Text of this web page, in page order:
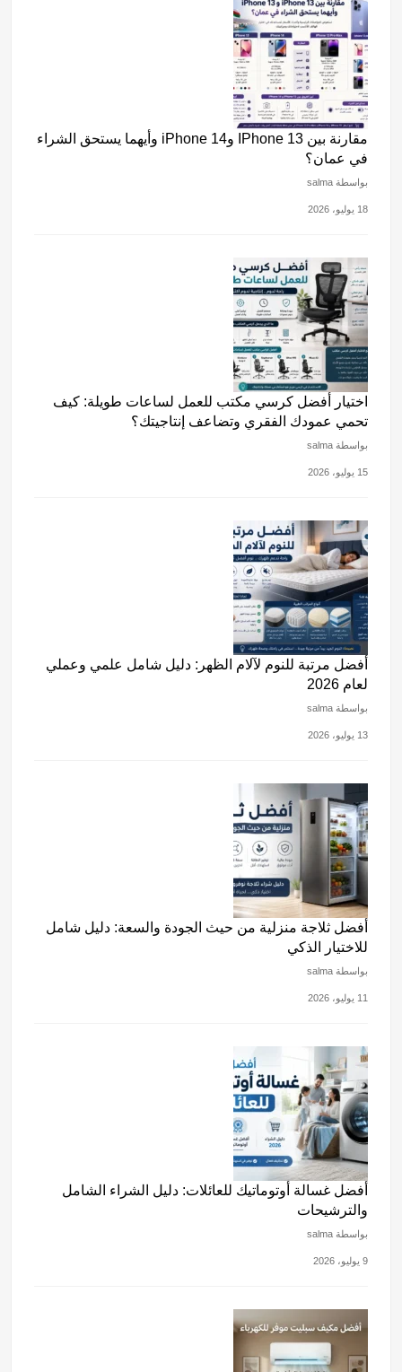
مقارنة بين IPhone 13 وiPhone 14 وأيهما يستحق الشراء
في عمان؟
بواسطة salma
18 يوليو، 2026
اختيار أفضل كرسي مكتب للعمل لساعات طويلة: كيف
تحمي عمودك الفقري وتضاعف إنتاجيتك؟
بواسطة salma
15 يوليو، 2026
أفضل مرتبة للنوم لآلام الظهر: دليل شامل علمي وعملي
لعام 2026
بواسطة salma
13 يوليو، 2026
أفضل ثلاجة منزلية من حيث الجودة والسعة: دليل شامل
للاختيار الذكي
بواسطة salma
11 يوليو، 2026
أفضل غسالة أوتوماتيك للعائلات: دليل الشراء الشامل
والترشيحات
بواسطة salma
9 يوليو، 2026